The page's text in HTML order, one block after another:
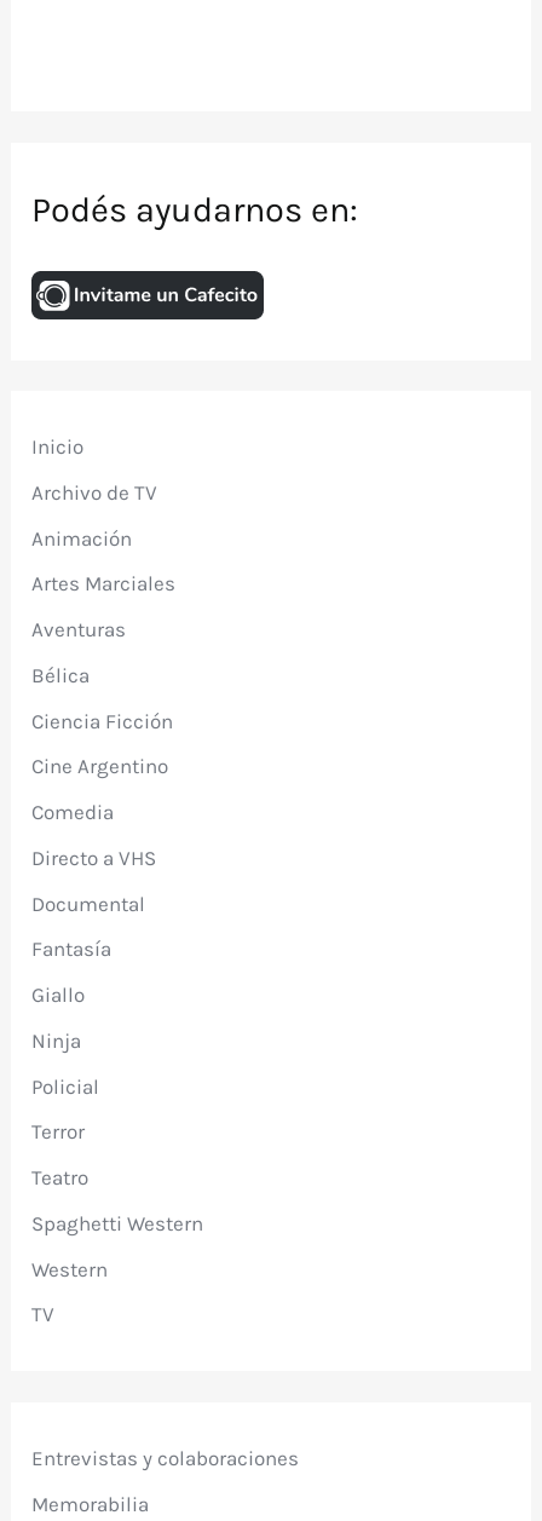
Podés ayudarnos en:
Inicio
Archivo de TV
Animación
Artes Marciales
Aventuras
Bélica
Ciencia Ficción
Cine Argentino
Comedia
Directo a VHS
Documental
Fantasía
Giallo
Ninja
Policial
Terror
Teatro
Spaghetti Western
Western
TV
Entrevistas y colaboraciones
Memorabilia